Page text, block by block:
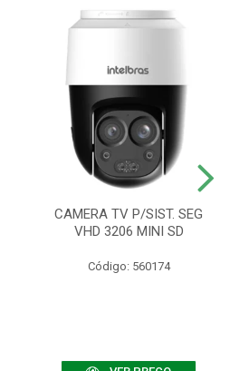
CAMERA TV P/SIST. SEG
VHD 3206 MINI SD
Código: 560174